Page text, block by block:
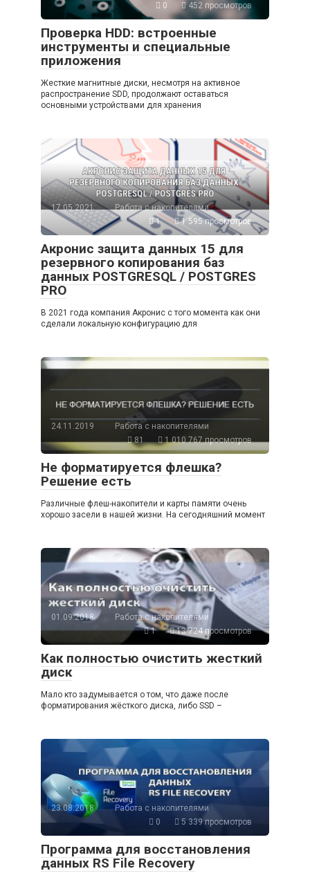
0 452 просмотров
Проверка HDD: встроенные
инструменты и специальные
приложения
Жесткие магнитные диски, несмотря на активное
распространение SDD, продолжают оставаться
основными устройствами для хранения
17.05.2021
Работа с накопителями
1
1 595 просмотров
Акронис защита данных 15 для
резервного копирования баз
данных POSTGRESQL / POSTGRES
PRO
В 2021 года компания Акронис с того момента как они
сделали локальную конфигурацию для
24.11.2019
Работа с накопителями
81
1 010 767 просмотров
Не форматируется флешка?
Решение есть
Различные флеш-накопители и карты памяти очень
хорошо засели в нашей жизни. На сегодняшний момент
01.09.2018
Работа с накопителями
1
13 724 просмотров
Как полностью очистить жесткий
диск
Мало кто задумывается о том, что даже после
форматирования жёсткого диска, либо SSD –
23.08.2018
Работа с накопителями
0
5 339 просмотров
Программа для восстановления
данных RS File Recovery